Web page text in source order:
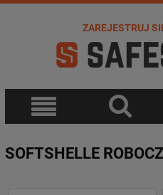
ZAREJESTRUJ
SOFTSHELLE